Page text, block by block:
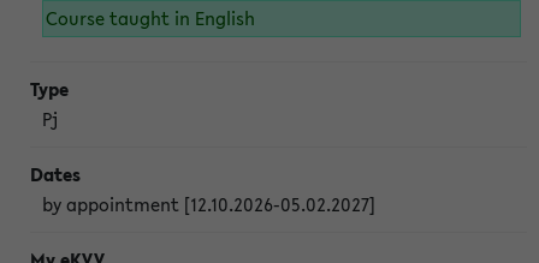
Course taught in English
Pj
by appointment [12.10.2026-05.02.2027]